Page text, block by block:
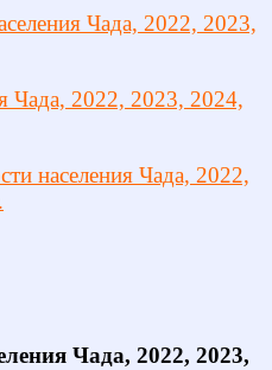
Чада, 2022, 2023,
Чада, 2022, 2023, 2024,
населения Чада, 2022,
Чада, 2022, 2023,